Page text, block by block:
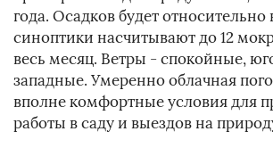
года. Осадков будет
синоптики насчитывают до 12
весь месяц. Ветры - спокойные,
западные. Умеренно облачная
вполне комфортные условия для
работы в саду и выездов на